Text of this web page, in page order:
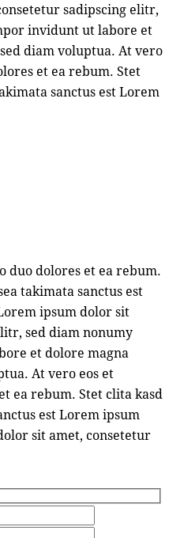
sadipscing elitr,
invidunt ut labore et
diam voluptua. At vero
et ea rebum. Stet
sanctus est Lorem
duo dolores et ea rebum.
takimata sanctus est
ipsum dolor sit
sed diam nonumy
et dolore magna
At vero eos et
ea rebum. Stet clita kasd
est Lorem ipsum
sit amet, consetetur